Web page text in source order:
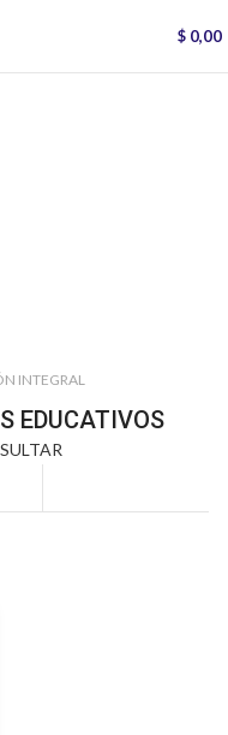
$ 0,00
INTEGRAL
EDUCATIVOS